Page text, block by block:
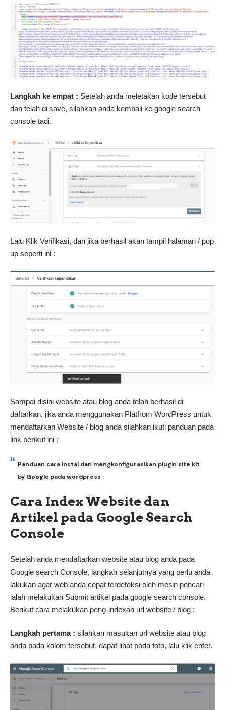
Langkah ke empat : Setelah anda meletakan kode tersebut
dan telah di save, silahkan anda kembali ke google search
console tadi.
Lalu Klik Verifikasi, dan jika berhasil akan tampil halaman / pop
up seperti ini :
Sampai disini website atau blog anda telah berhasil di
daftarkan, jika anda menggunakan Platfrom WordPress untuk
mendaftarkan Website / blog anda silahkan ikuti panduan pada
link berikut ini :
Panduan cara instal dan mengkonfigurasikan plugin site kit
by Google pada wordpress
Cara Index Website dan
Artikel pada Google Search
Console
Setelah anda mendaftarkan website atau blog anda pada
Google search Console, langkah selanjutnya yang perlu anda
lakukan agar web anda cepat terdeteksi oleh mesin pencari
ialah melakukan Submit artikel pada google search console.
Berikut cara melakukan peng-indexan url website / blog :
Langkah pertama : silahkan masukan url website atau blog
anda pada kolom tersebut, dapat lihat pada foto, lalu klik enter.